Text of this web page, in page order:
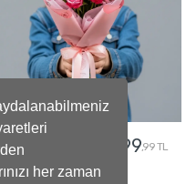
her zaman
2799 2499,99 TL